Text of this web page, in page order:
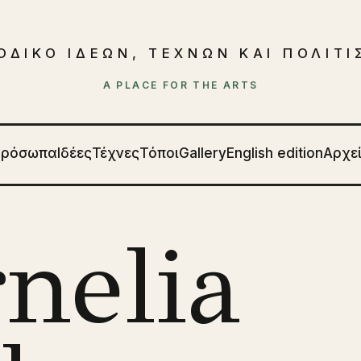
ΙΔΕΩΝ, ΤΕΧΝΩΝ ΚΑΙ
A PLACE FOR THE ARTS
ΙδέεςΤέχνεςΤόποιGalleryEnglish edition